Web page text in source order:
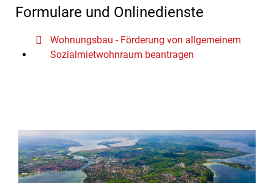
Formulare und Onlinedienste
Wohnungsbau - Förderung von allgemeinem
Sozialmietwohnraum beantragen